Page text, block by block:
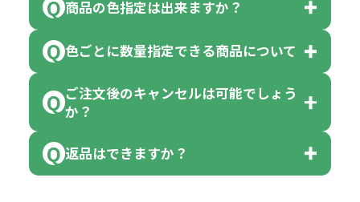
です。
ります。
【例】注文可能数が100個の場合
は、100個以上でしたら、何個でも
可能です。
「色・柄 取り混ぜ」のラベルがつい
ている商品は、色指定不可となって
ん。
商品の色指定は出来ますか？
色指定できる商品もございますが商
品の詳細に「色・柄 取り混ぜ」のラ
ベルや商品画像に「〇色取混ぜ」な
ては色指定が出来ません。
色ごとに数量指定できる商品について
「選べる本体色」のラベルが付いて
す。
ご注文後のキャンセルは可能でしょう
か？
お客様都合でのキャンセルは、制作
返品はできますか？